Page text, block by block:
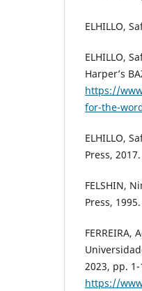
ELHILLO,
ELHILLO,
Harper’s
https://
for-the-
ELHILLO,
Press, 2017.
FELSHIN,
Press, 1995.
2023, pp.
https://